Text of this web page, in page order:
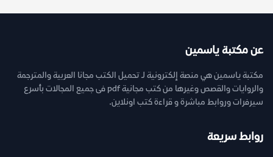
عن مكتبة ياسمين
مكتبة ياسمين هي منصة إلكترونية لـ تحميل الكتب مجانا العربية والمترجمة
والروايات والقصص وغيرها من كتب مجانية pdf فى جميع المجالات بأسرع
سيرفرات وروابط مباشرة و قراءة كتب اونلاين.
روابط سريعة